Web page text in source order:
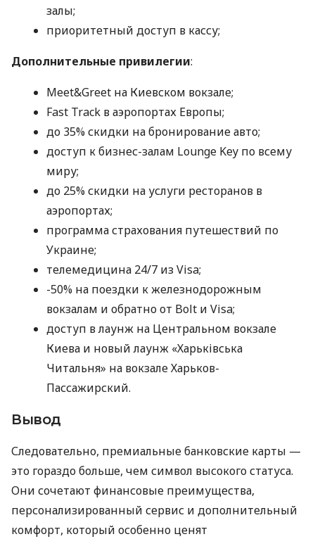
залы;
приоритетный доступ в кассу;
Дополнительные привилегии:
Meet&Greet на Киевском вокзале;
Fast Track в аэропортах Европы;
до 35% скидки на бронирование авто;
доступ к бизнес-залам Lounge Key по всему
миру;
до 25% скидки на услуги ресторанов в
аэропортах;
программа страхования путешествий по
Украине;
телемедицина 24/7 из Visa;
-50% на поездки к железнодорожным
вокзалам и обратно от Bolt и Visa;
доступ в лаунж на Центральном вокзале
Киева и новый лаунж «Харьківська
Читальня» на вокзале Харьков-
Пассажирский.
Вывод
Следовательно, премиальные банковские карты —
это гораздо больше, чем символ высокого статуса.
Они сочетают финансовые преимущества,
персонализированный сервис и дополнительный
комфорт, который особенно ценят